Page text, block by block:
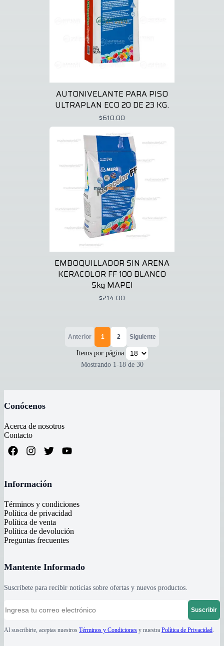
AUTONIVELANTE PARA PISO
ULTRAPLAN ECO 20 DE 23 KG.
$610.00
EMBOQUILLADOR SIN ARENA
KERACOLOR FF 100 BLANCO
5kg MAPEI
$214.00
Anterior 1 2 Siguiente
Items por página:
Mostrando 1-18de 30
Conócenos
Acerca de nosotros
Contacto
Información
Términos y condiciones
Política de privacidad
Política de venta
Política de devolución
Preguntas frecuentes
Mantente Informado
Suscríbete para recibir noticias sobre ofertas y nuevos productos.
Suscribir
Al suscribirte, aceptas nuestros Términos y Condiciones y nuestra Política de Privacidad.